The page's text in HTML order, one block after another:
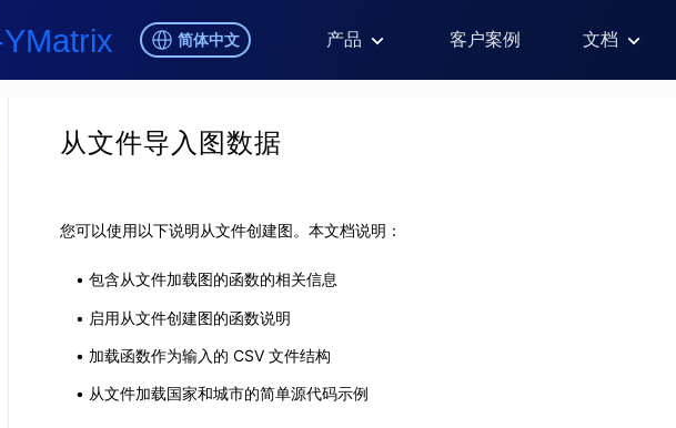
简体中文 产品 客户案例 文档
从文件导入图数据
您可以使用以下说明从文件创建图。本文档说明：
包含从文件加载图的函数的相关信息
启用从文件创建图的函数说明
加载函数作为输入的 CSV 文件结构
从文件加载国家和城市的简单源代码示例